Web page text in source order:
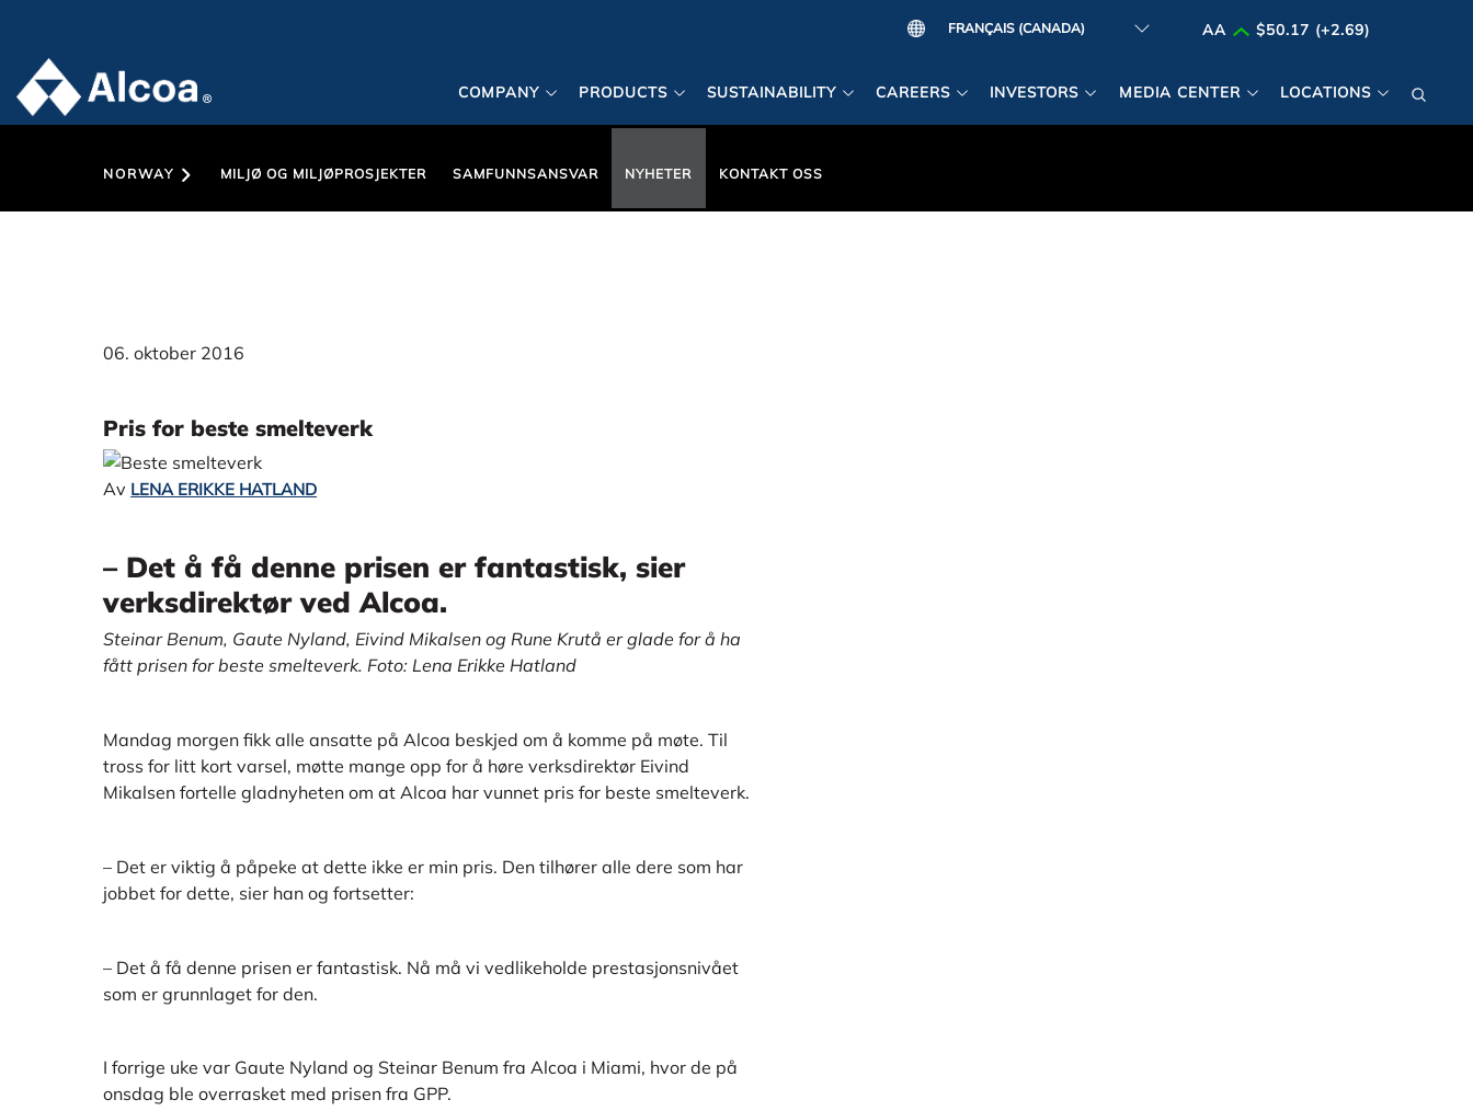
AA $50.17 (+2.69)
COMPANY PRODUCTS SUSTAINABILITY CAREERS INVESTORS MEDIA CENTER LOCATIONS
NORWAY MILJØ OG MILJØPROSJEKTER SAMFUNNSANSVAR NYHETER KONTAKT OSS
06. oktober 2016
Pris for beste smelteverk
Av LENA ERIKKE HATLAND
– Det å få denne prisen er fantastisk, sier
verksdirektør ved Alcoa.
Steinar Benum, Gaute Nyland, Eivind Mikalsen og Rune Krutå er glade for å ha
fått prisen for beste smelteverk. Foto: Lena Erikke Hatland
Mandag morgen fikk alle ansatte på Alcoa beskjed om å komme på møte. Til
tross for litt kort varsel, møtte mange opp for å høre verksdirektør Eivind
Mikalsen fortelle gladnyheten om at Alcoa har vunnet pris for beste smelteverk.
– Det er viktig å påpeke at dette ikke er min pris. Den tilhører alle dere som har
jobbet for dette, sier han og fortsetter:
– Det å få denne prisen er fantastisk. Nå må vi vedlikeholde prestasjonsnivået
som er grunnlaget for den.
I forrige uke var Gaute Nyland og Steinar Benum fra Alcoa i Miami, hvor de på
onsdag ble overrasket med prisen fra GPP.